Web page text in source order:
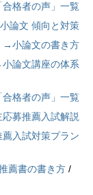
格者の声」一覧
論文 傾向と対策
→小論文の書き方
論文講座の体系
格者の声」一覧
募推薦入試解説
入試対策プラン
薦書の書き方 /